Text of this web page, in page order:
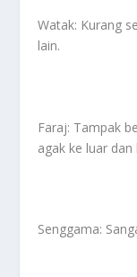
Watak: Kurang
lain.
Faraj: Tampak
agak ke luar
Senggama: